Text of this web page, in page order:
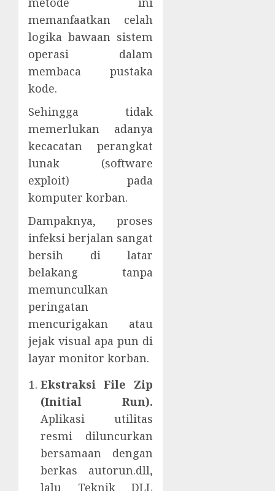
memanfaatkan celah
logika bawaan sistem
operasi dalam
membaca pustaka
kode.
Sehingga tidak
memerlukan adanya
kecacatan perangkat
lunak (software
exploit) pada
komputer korban.
Dampaknya, proses
infeksi berjalan sangat
bersih di latar
belakang tanpa
memunculkan
peringatan
mencurigakan atau
jejak visual apa pun di
layar monitor korban.
Ekstraksi File Zip
(Initial Run).
Aplikasi utilitas
resmi diluncurkan
bersamaan dengan
berkas autorun.dll,
lalu Teknik DLL